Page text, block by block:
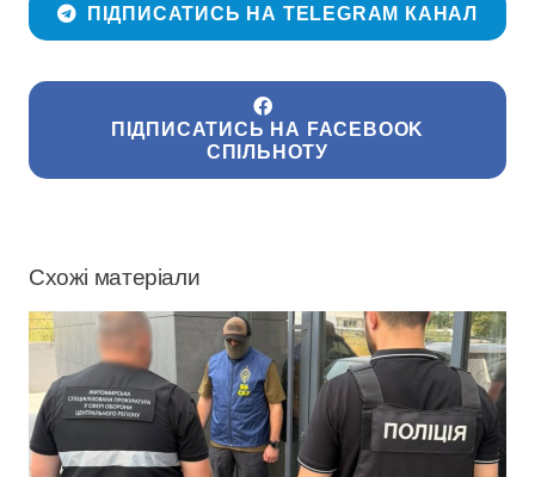
ПІДПИСАТИСЬ НА TELEGRAM КАНАЛ
ПІДПИСАТИСЬ НА FACEBOOK
СПІЛЬНОТУ
Схожі матеріали